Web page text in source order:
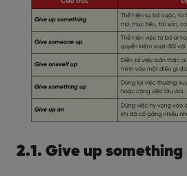
2.1. Give up something